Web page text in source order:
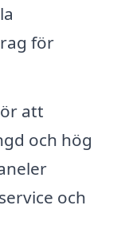
för
att
och hög
och